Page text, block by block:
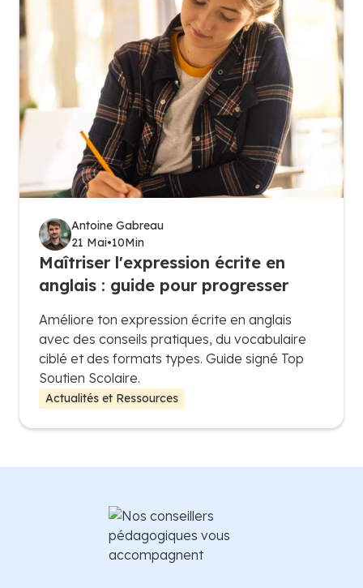
Antoine Gabreau
21 Mai•10Min
Maîtriser l'expression écrite en
anglais : guide pour progresser
Améliore ton expression écrite en anglais
avec des conseils pratiques, du vocabulaire
ciblé et des formats types. Guide signé Top
Soutien Scolaire.
Actualités et Ressources